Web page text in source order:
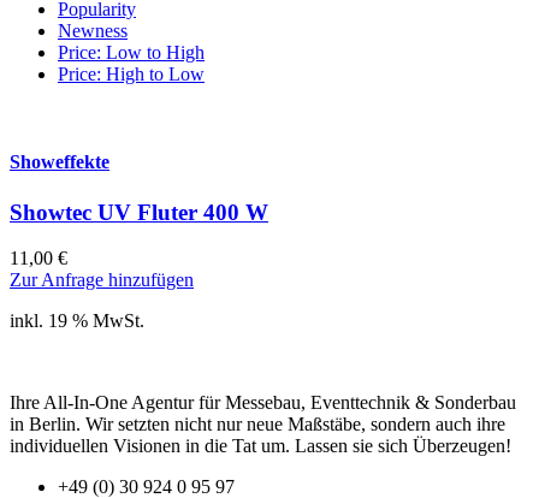
Popularity
Newness
Price: Low to High
Price: High to Low
Showeffekte
Showtec UV Fluter 400 W
11,00 €
Zur Anfrage hinzufügen
inkl. 19 % MwSt.
Ihre All-In-One Agentur für Messebau, Eventtechnik & Sonderbau
in Berlin. Wir setzten nicht nur neue Maßstäbe, sondern auch ihre
individuellen Visionen in die Tat um. Lassen sie sich Überzeugen!
+49 (0) 30 924 0 95 97